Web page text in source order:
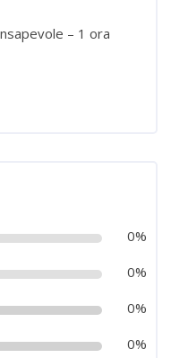
– 1 ora
0%
0%
0%
0%